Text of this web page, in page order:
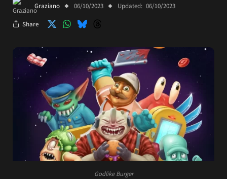
Graziano 06/10/2023 Updated: 06/10/2023
Share
Godlike Burger